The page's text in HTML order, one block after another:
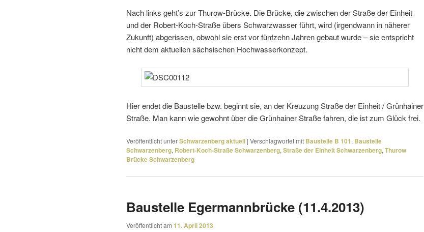
Nach links geht’s zur Thurow-Brücke. Die Brücke, die zwischen der Straße der Einheit
und der Robert-Koch-Straße übers Schwarzwasser führt, wird (irgend­wann in näherer
Zukunft) abge­rissen, obwohl sie erst vor fünf­zehn Jahren gebaut wurde – sie entspricht
nicht dem aktu­ellen säch­si­schen Hochwasserkonzept.
Hier endet die Baustelle bzw. beginnt sie, an der Kreuzung Straße der Einheit / Grünhainer
Straße. Man kann wie gewohnt über die Grünhainer Straße fahren, die ist zum Glück frei.
Veröffentlicht unterSchwarzenberg aktuell | Verschlagwortet mit Baustelle B 101, Baustelle
Schwarzenberg, Robert-Koch-Straße Schwarzenberg, Straße der Einheit Schwarzenberg, Thurow
Brücke Schwarzenberg
Baustelle Egermannbrücke (11.4.2013)
Veröffentlicht am 11. April 2013